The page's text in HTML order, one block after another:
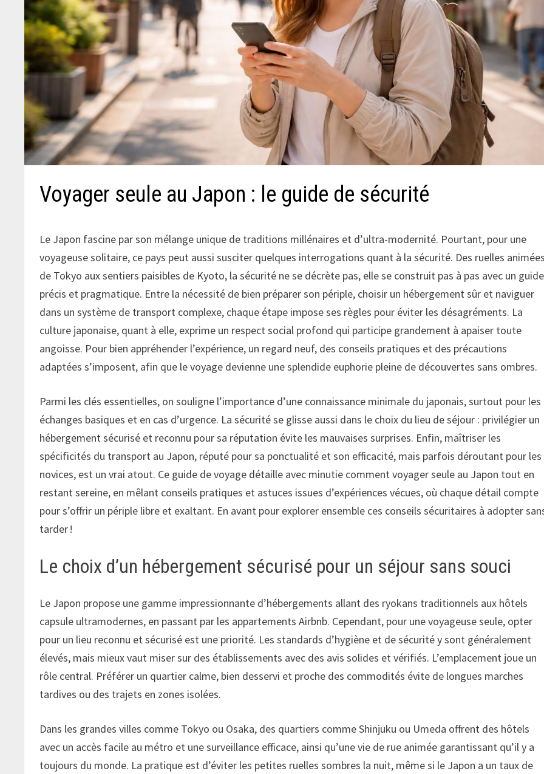
Voyager seule au Japon : le guide de sécurité
Le Japon fascine par son mélange unique de traditions millénaires et d’ultra-modernité. Pourtant, pour une
voyageuse solitaire, ce pays peut aussi susciter quelques interrogations quant à la sécurité. Des ruelles
de Tokyo aux sentiers paisibles de Kyoto, la sécurité ne se décrète pas, elle se construit pas à pas avec un guide
précis et pragmatique. Entre la nécessité de bien préparer son périple, choisir un hébergement sûr et naviguer
dans un système de transport complexe, chaque étape impose ses règles pour éviter les désagréments. La
culture japonaise, quant à elle, exprime un respect social profond qui participe grandement à apaiser toute
angoisse. Pour bien appréhender l’expérience, un regard neuf, des conseils pratiques et des précautions
adaptées s’imposent, afin que le voyage devienne une splendide euphorie pleine de découvertes sans ombres.
Parmi les clés essentielles, on souligne l’importance d’une connaissance minimale du japonais, surtout pour les
échanges basiques et en cas d’urgence. La sécurité se glisse aussi dans le choix du lieu de séjour : privilégier un
hébergement sécurisé et reconnu pour sa réputation évite les mauvaises surprises. Enfin, maîtriser les
spécificités du transport au Japon, réputé pour sa ponctualité et son efficacité, mais parfois déroutant pour les
novices, est un vrai atout. Ce guide de voyage détaille avec minutie comment voyager seule au Japon tout en
restant sereine, en mêlant conseils pratiques et astuces issues d’expériences vécues, où chaque détail compte
pour s’offrir un périple libre et exaltant. En avant pour explorer ensemble ces conseils sécuritaires à adopter
tarder !
Le choix d’un hébergement sécurisé pour un séjour sans souci
Le Japon propose une gamme impressionnante d’hébergements allant des ryokans traditionnels aux hôtels
capsule ultramodernes, en passant par les appartements Airbnb. Cependant, pour une voyageuse seule, opter
pour un lieu reconnu et sécurisé est une priorité. Les standards d’hygiène et de sécurité y sont généralement
élevés, mais mieux vaut miser sur des établissements avec des avis solides et vérifiés. L’emplacement joue un
rôle central. Préférer un quartier calme, bien desservi et proche des commodités évite de longues marches
tardives ou des trajets en zones isolées.
Dans les grandes villes comme Tokyo ou Osaka, des quartiers comme Shinjuku ou Umeda offrent des hôtels
avec un accès facile au métro et une surveillance efficace, ainsi qu’une vie de rue animée garantissant qu’il y a
toujours du monde. La pratique est d’éviter les petites ruelles sombres la nuit, même si le Japon a un taux de